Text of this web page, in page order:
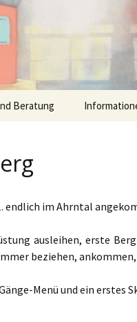
Beratung
endlich im Ahrntal
ausleihen, erste
beziehen,
Menü und ein erstes